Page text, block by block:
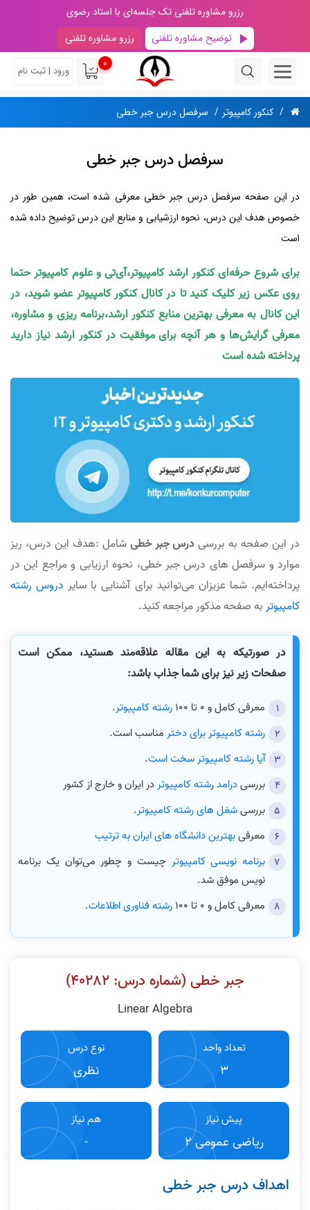
رزرو مشاوره تلفنی تک جلسه‌ای با استاد رضوی
توضیح مشاوره تلفنی
رزرو مشاوره تلفنی
0
ورود | ثبت نام
کنکور کامپیوتر سرفصل درس جبر خطی
سرفصل درس جبر خطی
در این صفحه سرفصل درس جبر خطی معرفی شده است، همین طور در
خصوص هدف این درس، نحوه ارزشیابی و منابع این درس توضیح داده شده
است
برای شروع حرفه‌ای کنکور ارشد کامپیوتر،آی‌تی و علوم کامپیوتر حتما
روی عکس زیر کلیک کنید تا در کانال کنکور کامپیوتر عضو شوید، در
این کانال به معرفی بهترین منابع کنکور ارشد،برنامه ریزی و مشاوره،
معرفی گرایش‌ها و هر آنچه برای موفقیت در کنکور ارشد نیاز دارید
پرداخته شده است
در این صفحه به بررسیدرس جبر خطیشامل :هدف این درس، ریز
موارد و سرفصل های درس جبر خطی، نحوه ارزیابی و مراجع این در
پرداخته‌ایم. شما عزیزان می‌توانید برای آشنایی با سایر دروس رشته
کامپیوتربه صفحه مذکور مراجعه کنید.
در صورتیکه به این مقاله علاقه‌مند هستید، ممکن است
صفحات زیر نیز برای شما جذاب باشد:
معرفی کامل و 0 تا 100 رشته کامپیوتر.
رشته کامپیوتر برای دختر مناسب است.
آیا رشته کامپیوتر سخت است.
بررسیدرامد رشته کامپیوتردر ایران و خارج از کشور
بررسیشغل های رشته کامپیوتر.
معرفیبهترین دانشگاه های ایران به ترتیب
برنامه نویسی کامپیوتر چیست و چطور می‌توان یک برنامه
نویس موفق شد.
معرفی کامل و 0 تا 100
رشته فناوری اطلاعات.
جبر خطی (شماره درس: ۴٠٢٨٢)
Linear Algebra
تعداد واحد
3
نوع درس
نظری
پیش نیاز
ریاضی عمومی ٢
هم نیاز
-
اهداف درس جبر خطی